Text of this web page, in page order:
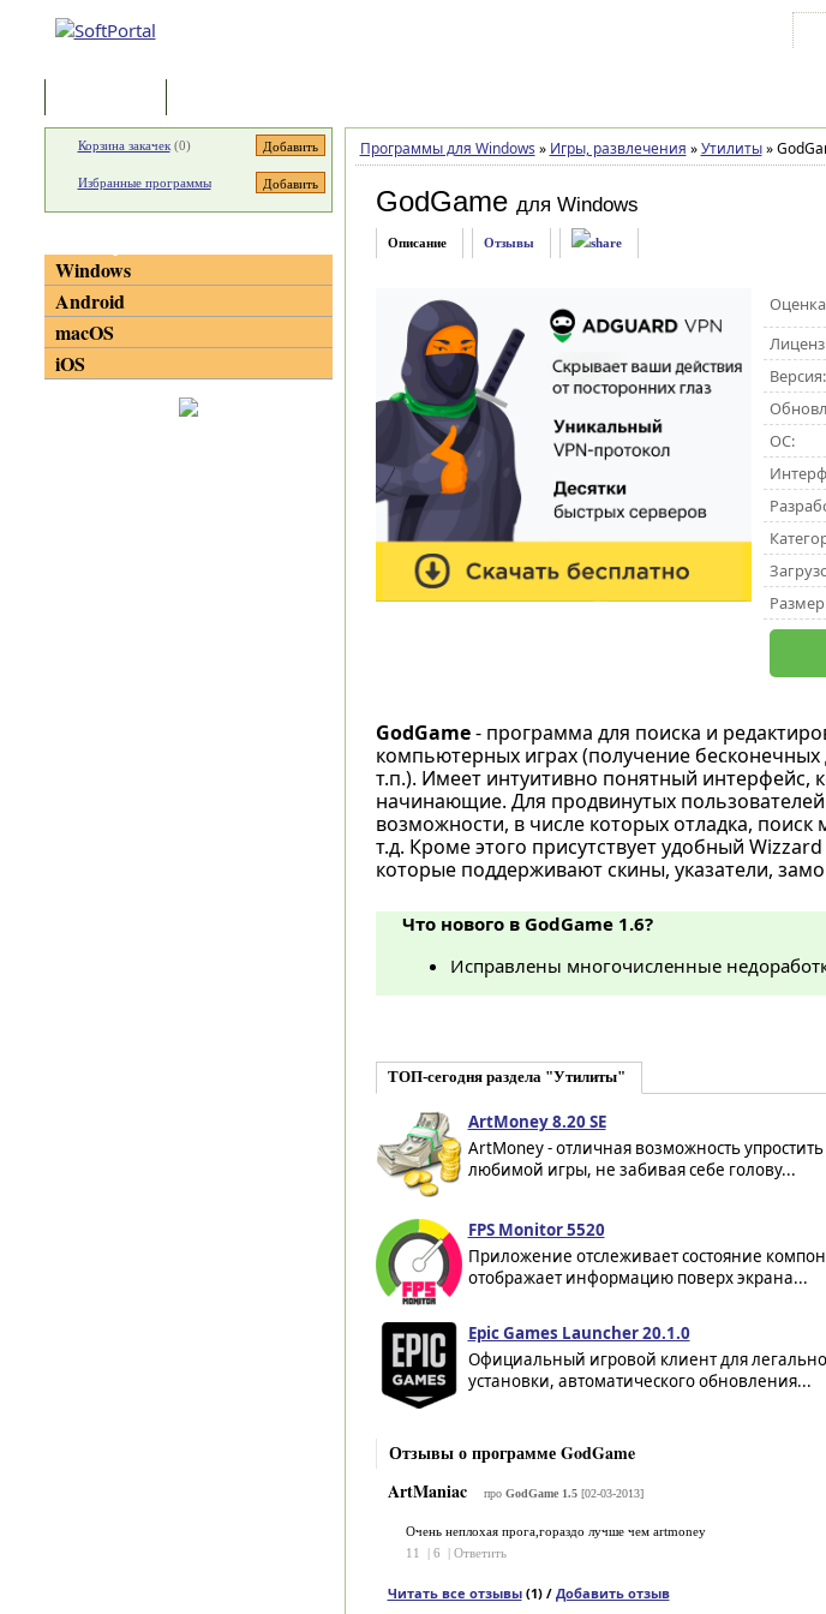
Программы для Windows » Игры, развлечения » Утилиты »
GodGame для Windows
Описание Отзывы
Версия:
ОС:
GodGame- программа для поиска и
компьютерных играх (получение бесконечных
т.п.). Имеет интуитивно понятный интерфейс,
начинающие. Для продвинутых
возможности, в числе которых отладка, поиск
т.д. Кроме этого присутствует удобный
которые поддерживают скины, указатели,
Что нового в GodGame 1.6?
Исправлены многочисленные
ТОП-сегодня раздела "Утилиты"
ArtMoney 8.20 SE
ArtMoney - отличная возможность
любимой игры, не забивая себе голову...
FPS Monitor 5520
Приложение отслеживает состояние
отображает информацию поверх экрана...
Epic Games Launcher 20.1.0
Официальный игровой клиент для
установки, автоматического обновления...
Отзывы о программе GodGame
ArtManiac
про GodGame 1.5[02-03-2013]
Очень неплохая прога,гораздо лучше чем artmoney
11
| 6 | Ответить
Читать все отзывы(1) / Добавить отзыв
Корзина закачек(0)
Избранные программы
Windows
Android
macOS
iOS